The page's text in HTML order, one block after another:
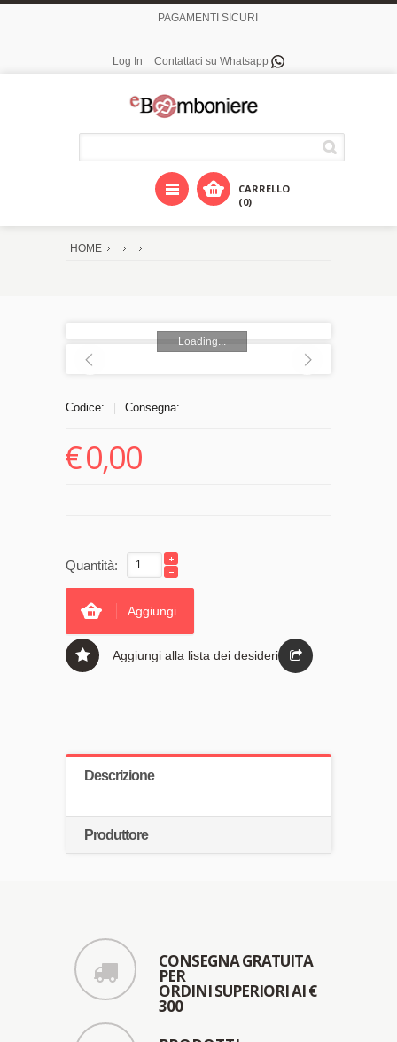
PAGAMENTI SICURI
Log In Contattaci su Whatsapp
CARRELLO
(0)
HOME
Loading...
Codice: Consegna:
€0,00
Quantità:
Aggiungi
Aggiungi alla lista dei desideri
Descrizione
Produttore
CONSEGNA GRATUITA
PER
ORDINI SUPERIORI AI €
300